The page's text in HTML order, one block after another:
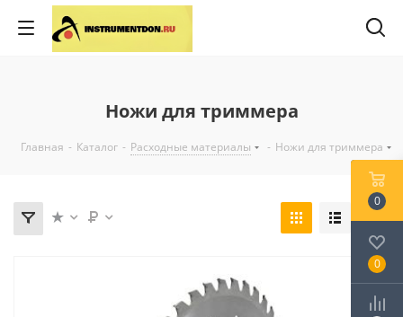
Ножи для триммера
Главная - Каталог - Расходные материалы - Ножи для триммера
0
0